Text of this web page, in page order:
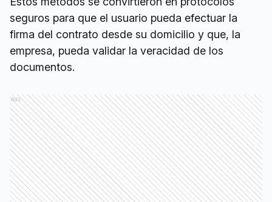
seguros para que el usuario pueda efectuar la
firma del contrato desde su domicilio y que, la
empresa, pueda validar la veracidad de los
documentos.
Ads